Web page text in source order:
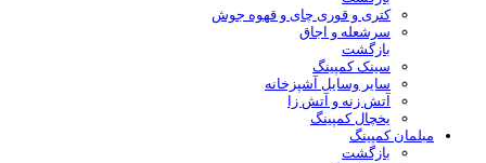
کتری و قوری چای و قهوه جوش
سرشعله و اجاق
بازگشت
سینک کمپینگ
سایر وسایل آشپزخانه
آتش زنه و آتش زا
یخچال کمپینگ
مبلمان کمپینگ
بازگشت